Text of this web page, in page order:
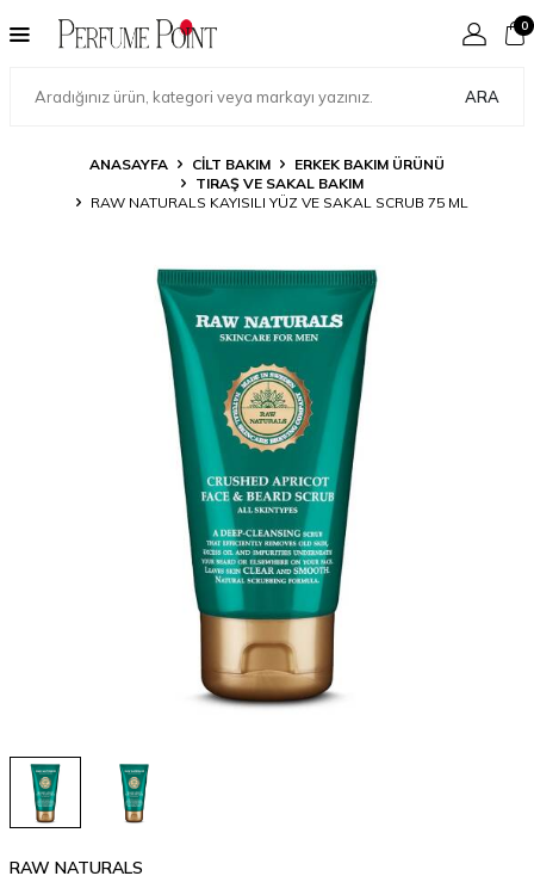
ARA
0
ANASAYFA CILT BAKIM
ERKEK BAKIM ÜRÜNÜ
TIRAŞ VE SAKAL BAKIM
RAW NATURALS KAYISILI YÜZ VE SAKAL SCRUB 75 ML
RAW NATURALS